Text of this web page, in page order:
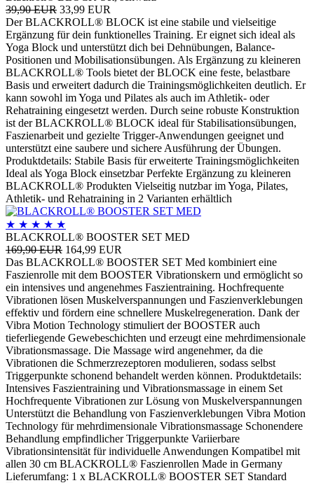
39,90 EUR 33,99 EUR
Der BLACKROLL® BLOCK ist eine stabile und vielseitige
Ergänzung für dein funktionelles Training. Er eignet sich ideal als
Yoga Block und unterstützt dich bei Dehnübungen, Balance-
Positionen und Mobilisationsübungen. Als Ergänzung zu kleineren
BLACKROLL® Tools bietet der BLOCK eine feste, belastbare
Basis und erweitert dadurch die Trainingsmöglichkeiten deutlich. Er
kann sowohl im Yoga und Pilates als auch im Athletik- oder
Rehatraining eingesetzt werden. Durch seine robuste Konstruktion
ist der BLACKROLL® BLOCK ideal für Stabilisationsübungen,
Faszienarbeit und gezielte Trigger-Anwendungen geeignet und
unterstützt eine saubere und sichere Ausführung der Übungen.
Produktdetails: Stabile Basis für erweiterte Trainingsmöglichkeiten
Ideal als Yoga Block einsetzbar Perfekte Ergänzung zu kleineren
BLACKROLL® Produkten Vielseitig nutzbar im Yoga, Pilates,
Athletik- und Rehatraining in 2 Varianten erhältlich
★ ★ ★ ★ ★
BLACKROLL® BOOSTER SET MED
169,90 EUR 164,99 EUR
Das BLACKROLL® BOOSTER SET Med kombiniert eine
Faszienrolle mit dem BOOSTER Vibrationskern und ermöglicht so
ein intensives und angenehmes Faszientraining. Hochfrequente
Vibrationen lösen Muskelverspannungen und Faszienverklebungen
effektiv und fördern eine schnellere Muskelregeneration. Dank der
Vibra Motion Technology stimuliert der BOOSTER auch
tieferliegende Gewebeschichten und erzeugt eine mehrdimensionale
Vibrationsmassage. Die Massage wird angenehmer, da die
Vibrationen die Schmerzrezeptoren modulieren, sodass selbst
Triggerpunkte schonend behandelt werden können. Produktdetails:
Intensives Faszientraining und Vibrationsmassage in einem Set
Hochfrequente Vibrationen zur Lösung von Muskelverspannungen
Unterstützt die Behandlung von Faszienverklebungen Vibra Motion
Technology für mehrdimensionale Vibrationsmassage Schonendere
Behandlung empfindlicher Triggerpunkte Variierbare
Vibrationsintensität für individuelle Anwendungen Kompatibel mit
allen 30 cm BLACKROLL® Faszienrollen Made in Germany
Lieferumfang: 1 x BLACKROLL® BOOSTER SET Standard